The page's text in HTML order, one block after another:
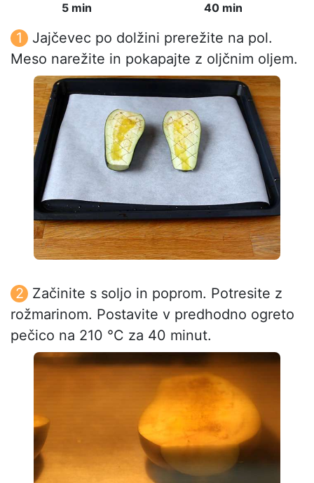
5 min
40 min
Jajčevec po dolžini prerežite na pol.
Meso narežite in pokapajte z oljčnim oljem.
Začinite s soljo in poprom. Potresite z
rožmarinom. Postavite v predhodno ogreto
pečico na 210 °C za 40 minut.